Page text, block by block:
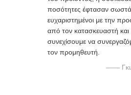
ποσότητες έφτασαν
ευχαριστημένοι με την
από τον κατασκευαστή και
συνεχίσουμε να
τον προμηθευτή.
——